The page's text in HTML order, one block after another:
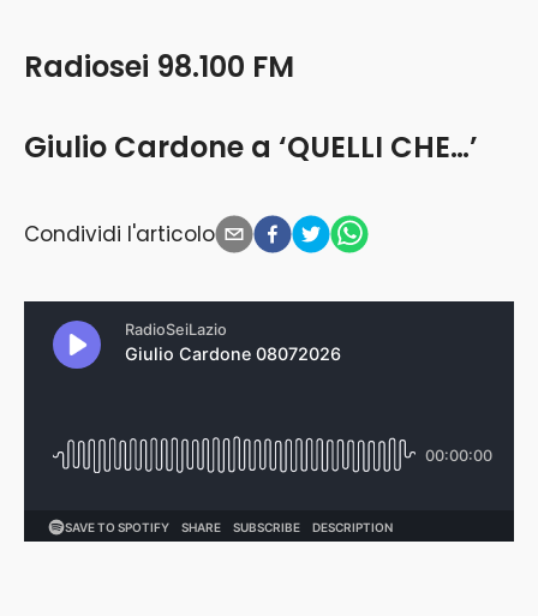
Giulio Cardone a ‘QUELLI CHE…’
Radiosei 98.100 FM
Condividi l'articolo